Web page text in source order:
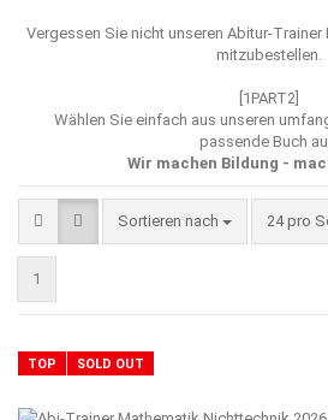
Vergessen Sie nicht unseren Abitur-Trainer
mitzubestellen.
[1PART2]
Wählen Sie einfach aus unseren
passende Buch
Wir machen Bildung -
Sortieren nach
Sortieren nach 24 pro
pro Seite
1
TOP SOLD OUT